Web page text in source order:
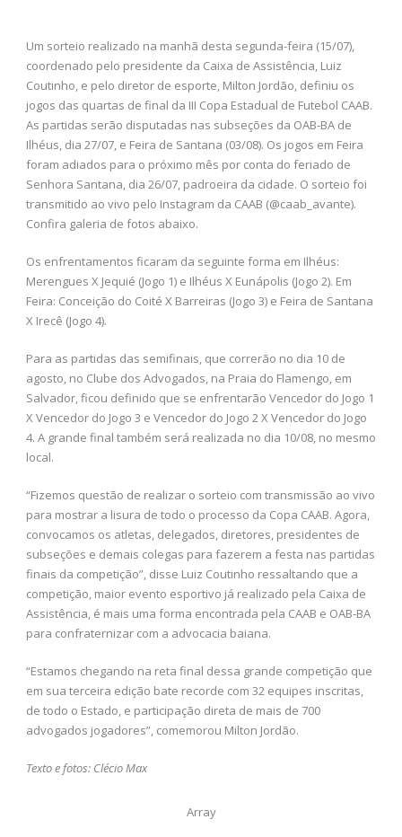
Um sorteio realizado na manhã desta segunda-feira (15/07),
coordenado pelo presidente da Caixa de Assistência, Luiz
Coutinho, e pelo diretor de esporte, Milton Jordão, definiu os
jogos das quartas de final da III Copa Estadual de Futebol CAAB.
As partidas serão disputadas nas subseções da OAB-BA de
Ilhéus, dia 27/07, e Feira de Santana (03/08). Os jogos em Feira
foram adiados para o próximo mês por conta do feriado de
Senhora Santana, dia 26/07, padroeira da cidade. O sorteio foi
transmitido ao vivo pelo Instagram da CAAB (@caab_avante).
Confira galeria de fotos abaixo.
Os enfrentamentos ficaram da seguinte forma em Ilhéus:
Merengues X Jequié (Jogo 1) e Ilhéus X Eunápolis (Jogo 2). Em
Feira: Conceição do Coité X Barreiras (Jogo 3) e Feira de Santana
X Irecê (Jogo 4).
Para as partidas das semifinais, que correrão no dia 10 de
agosto, no Clube dos Advogados, na Praia do Flamengo, em
Salvador, ficou definido que se enfrentarão Vencedor do Jogo 1
X Vencedor do Jogo 3 e Vencedor do Jogo 2 X Vencedor do Jogo
4. A grande final também será realizada no dia 10/08, no mesmo
local.
“Fizemos questão de realizar o sorteio com transmissão ao vivo
para mostrar a lisura de todo o processo da Copa CAAB. Agora,
convocamos os atletas, delegados, diretores, presidentes de
subseções e demais colegas para fazerem a festa nas partidas
finais da competição”, disse Luiz Coutinho ressaltando que a
competição, maior evento esportivo já realizado pela Caixa de
Assistência, é mais uma forma encontrada pela CAAB e OAB-BA
para confraternizar com a advocacia baiana.
“Estamos chegando na reta final dessa grande competição que
em sua terceira edição bate recorde com 32 equipes inscritas,
de todo o Estado, e participação direta de mais de 700
advogados jogadores”, comemorou Milton Jordão.
Texto e fotos: Clécio Max
Array